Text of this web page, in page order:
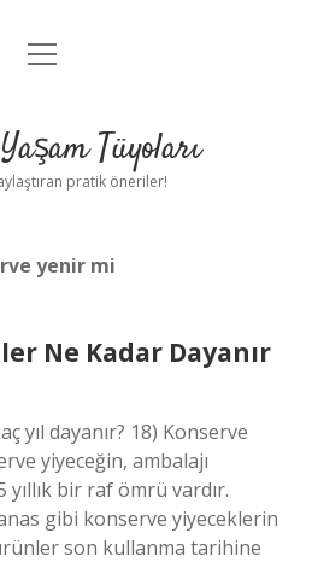
Anasayfa
Uyarı
menüyü
Tüyoları
pratik öneriler!
yenir mi
Ne Kadar Dayanır
yıl dayanır? 18) Konserve
yiyeceğin, ambalajı
yıllık bir raf ömrü vardır.
gibi konserve yiyeceklerin
son kullanma tarihine